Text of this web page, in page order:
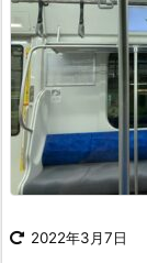
2022年3月7日